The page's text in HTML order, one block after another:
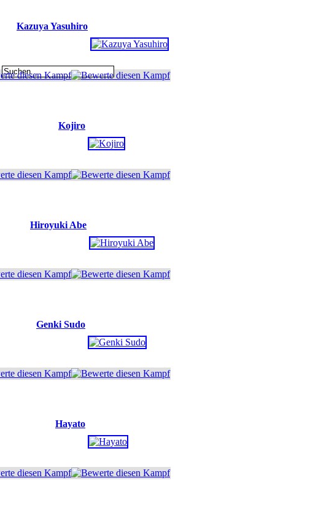
Kazuya Yasuhiro
Kojiro
Hiroyuki Abe
Genki Sudo
Hayato